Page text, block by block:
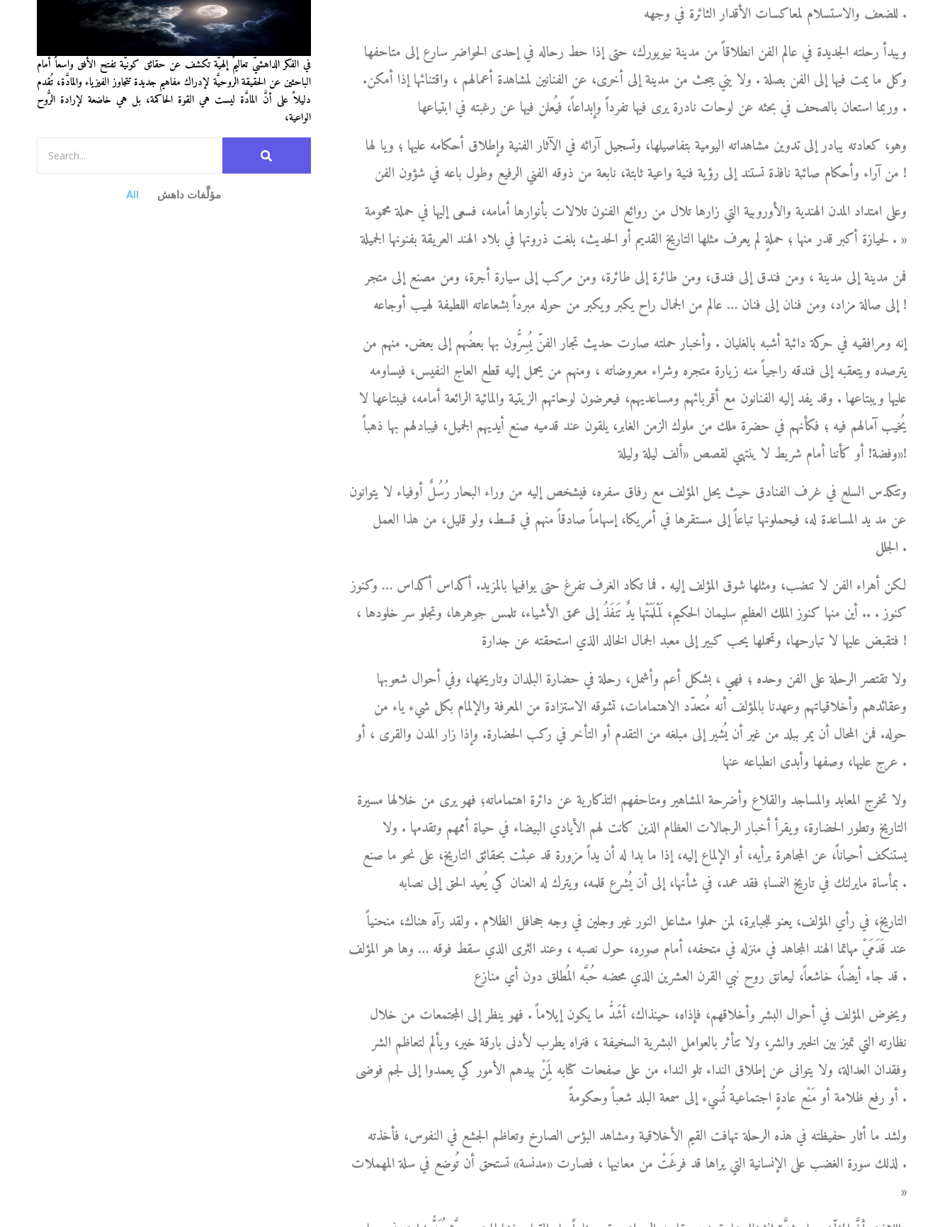
في الفكر الداهشيّ تعاليمٌ إلهيَّة تكشف عن حقائق كونيَّة تفتح الأفق واسعاً أمام
الباحثين عن الحقيقة الروحيَّة لإدراك مفاهيم جديدة تتجاوز الفيزياء والمادَّة، تُقدم
دليلاً على أنَّ المادَّة ليست هي القوة الحاكمة، بل هي خاضعة لإرادة الرُّوح
الواعية،
All مؤلَّفات داهش
للضعف والاستسلام لمعاكسات الأقدار الثائرة في وجهه .
ويبدأ رحلته الجديدة في عالم الفن انطلاقاً من مدينة نيويورك، حتى إذا حط رحاله في إحدى الحواضر سارع إلى متاحفها
وكل ما يمت فيها إلى الفن بصلة . ولا يني يبحث من مدينة إلى أخرى، عن الفنانين لمشاهدة أعمالهم ، واقتنائها إذا أمكن.
وربما استعان بالصحف في بحثه عن لوحات نادرة يرى فيها تفرداً وإبداعاً، فيُعلن فيها عن رغبته في ابتياعها .
وهو، كعادته يبادر إلى تدوين مشاهداته اليومية بتفاصيلها، وتسجيل آرائه في الآثار الفنية وإطلاق أحكامه عليها ؛ ويا لها
من آراء وأحكام صائبة نافذة تستند إلى رؤية فنية واعية ثابتة، نابعة من ذوقه الفني الرفيع وطول باعه في شؤون الفن !
وعلى امتداد المدن الهندية والأوروبية التي زارها تلال من روائع الفنون تلالات بأنوارها أمامه، فسعى إليها في حملة محمومة
لحيازة أكبر قدر منها ؛ حملةٍ لم يعرف مثلها التاريخ القديم أو الحديث، بلغت ذروتها في بلاد الهند العريقة بفنونها الجميلة . »
فمن مدينة إلى مدينة ، ومن فندق إلى فندق، ومن طائرة إلى طائرة، ومن مركب إلى سيارة أجرة، ومن مصنع إلى متجر
إلى صالة مزاد، ومن فنان إلى فنان … عالم من الجمال راح يكبر ويكبر من حوله مبرداً بشعاعاته اللطيفة لهيب أوجاعه !
إنه ومرافقيه في حركة دائبة أشبه بالغليان . وأخبار حملته صارت حديث تجار الفنّ يُسِرُّون بها بعضُهم إلى بعض. منهم من
يترصده ويتعقبه إلى فندقه راجياً منه زيارة متجره وشراء معروضاته ، ومنهم من يحمل إليه قطع العاج النفيس، فيساومه
عليها ويبتاعها . وقد يفد إليه الفنانون مع أقربائهم ومساعديهم، فيعرضون لوحاتهم الزيتية والمائية الرائعة أمامه، فيبتاعها لا
يُخيب آمالهم فيه ؛ فكأنهم في حضرة ملك من ملوك الزمن الغابر، يلقون عند قدميه صنع أيديهم الجميل، فيبادلهم بها ذهباً
وفضة! أو كأننا أمام شريط لا ينتهي لقصص «ألف ليلة وليلة»!
وتتكدس السلع في غرف الفنادق حيث يحل المؤلف مع رفاق سفره، فيشخص إليه من وراء البحار رُسُلٌ أوفياء لا يتوانون
عن مد يد المساعدة له، فيحملونها تباعاً إلى مستقرها في أمريكا، إسهاماً صادقاً منهم في قسط، ولو قليل، من هذا العمل
الجلل .
لكن أهراء الفن لا تنضب، ومثلها شوق المؤلف إليه . فما تكاد الغرف تفرغ حتى يوافيها بالمزيد. أكداس أكداس … وكنوز
كنوز . .. أين منها كنوز الملك العظيم سليمان الحكيم، لَمْلَمَتْها يدٌ تَنفَذُ إلى عمق الأشياء، تلمس جوهرها، وتجلو سر خلودها ،
فتقبض عليها لا تبارحها، وتحملها يحب كبير إلى معبد الجمال الخالد الذي استحقته عن جدارة !
ولا تقتصر الرحلة على الفن وحده ؛ فهي ، بشكل أعم وأشمل، رحلة في حضارة البلدان وتاريخها، وفي أحوال شعوبها
وعقائدهم وأخلاقياتهم وعهدنا بالمؤلف أنه مُتعدّد الاهتمامات، تشوقه الاستزادة من المعرفة والإلمام بكل شيء ياء من
حوله. فمن المحال أن يمر ببلد من غير أن يُشير إلى مبلغه من التقدم أو التأخر في ركب الحضارة. وإذا زار المدن والقرى ، أو
عرج عليها، وصفها وأبدى انطباعه عنها .
ولا تخرج المعابد والمساجد والقلاع وأضرحة المشاهير ومتاحفهم التذكارية عن دائرة اهتماماته؛ فهو يرى من خلالها مسيرة
التاريخ وتطور الحضارة، ويقرأ أخبار الرجالات العظام الذين كانت لهم الأيادي البيضاء في حياة أممهم وتقدمها . ولا
يستنكف أحياناً، عن المجاهرة برأيه، أو الإلماع إليه، إذا ما بدا له أن يداً مزورة قد عبثت بحقائق التاريخ، على نحو ما صنع
بمأساة مايرلنك في تاريخ النمسا؛ فقد عمد، في شأنها، إلى أن يُشرع قلمه، ويترك له العنان كي يُعيد الحق إلى نصابه .
التاريخ، في رأي المؤلف، يعنو للجبابرة، لمن حملوا مشاعل النور غير وجلين في وجه جحافل الظلام . ولقد رآه هناك، منحنياً
عند قَدَمَيْ مهاتما الهند المجاهد في منزله في متحفه، أمام صوره، حول نصبه ، وعند الثرى الذي سقط فوقه … وها هو المؤلف
قد جاء أيضاً، خاشعاً، ليعانق روح نبي القرن العشرين الذي محضه حُبَّه المُطلق دون أي منازع .
ويخوض المؤلف في أحوال البشر وأخلاقهم، فإذاه، حينذاك، أشَدُّ ما يكون إيلاماً . فهو ينظر إلى المجتمعات من خلال
نظارته التي تميز بين الخير والشر، ولا تتأثر بالعوامل البشرية السخيفة ، فنراه يطرب لأدنى بارقة خير، ويألم لتعاظم الشر
وفقدان العدالة، ولا يتوانى عن إطلاق النداء تلو النداء من على صفحات كتابه لِمَنْ بيدهم الأمور كي يعمدوا إلى لجم فوضى
أو رفع ظلامة أو مَنْع عادةٍ اجتماعية تُسيء إلى سمعة البلد شعباً وحكومةً .
ولشد ما أثار حفيظته في هذه الرحلة تهافت القيم الأخلاقية ومشاهد البؤس الصارخ وتعاظم الجشع في النفوس، فأخذته
لذلك سورة الغضب على الإنسانية التي يراها قد فرغَتْ من معانيها ، فصارت «مدنسة» تستحق أن تُوضع في سلة المهملات .
»